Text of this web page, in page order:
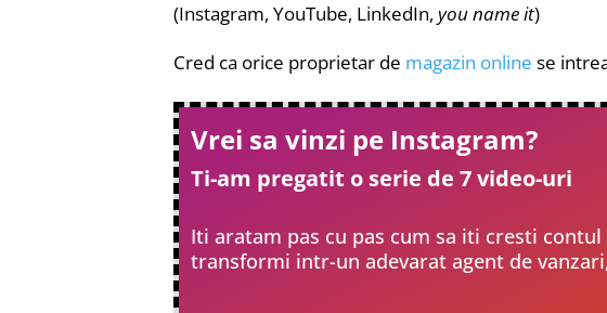
(Instagram, YouTube, LinkedIn, you name it)
Cred ca orice proprietar de magazin online se
Vrei sa vinzi pe Instagram?
Ti-am pregatit o serie de 7 video-uri
Iti aratam pas cu pas cum sa iti cresti
transformi intr-un adevarat agent de